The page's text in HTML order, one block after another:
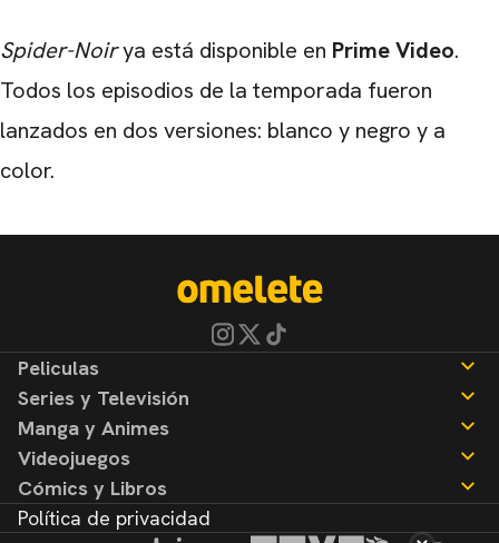
Spider-Noirya está disponible en Prime Video.
Todos los episodios de la temporada fueron
lanzados en dos versiones: blanco y negro y a
color.
Peliculas
Noticias
Reseñas
Series y Televisión
Noticias
Reseñas
Manga y Animes
Noticias
Reseñas
Videojuegos
Noticias
Reseñas
Cómics y Libros
Noticias
Política de privacidad